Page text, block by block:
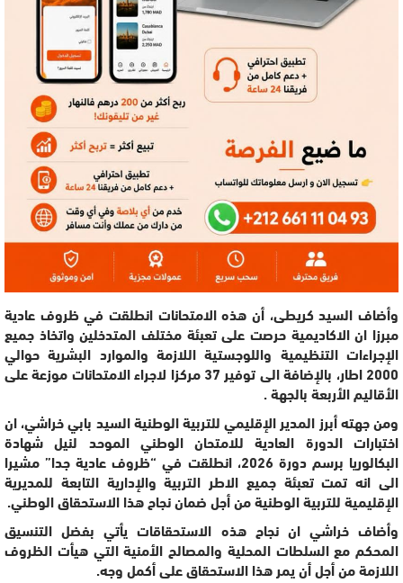
وأضاف السيد كريطى، أن هذه الامتحانات انطلقت في ظروف عادية
مبرزا ان الاكاديمية حرصت على تعبئة مختلف المتدخلين واتخاذ جميع
الإجراءات التنظيمية واللوجستية اللازمة والموارد البشرية حوالي
2000 اطار، بالإضافة الى توفير 37 مركزا لاجراء الامتحانات موزعة على
الأقاليم الأربعة بالجهة .
ومن جهته أبرز المدير الإقليمي للتربية الوطنية السيد بابي خراشي، ان
اختبارات الدورة العادية للامتحان الوطني الموحد لنيل شهادة
البكالوريا برسم دورة 2026، انطلقت في “ظروف عادية جدا” مشيرا
الى انه تمت تعبئة جميع الاطر التربية والإدارية التابعة للمديرية
الإقليمية للتربية الوطنية من أجل ضمان نجاح هذا الاستحقاق الوطني.
وأضاف خراشي ان نجاح هذه الاستحقاقات يأتي بفضل التنسيق
المحكم مع السلطات المحلية والمصالح الأمنية التي هيأت الظروف
اللازمة من أجل أن يمر هذا الاستحقاق على أكمل وجه.